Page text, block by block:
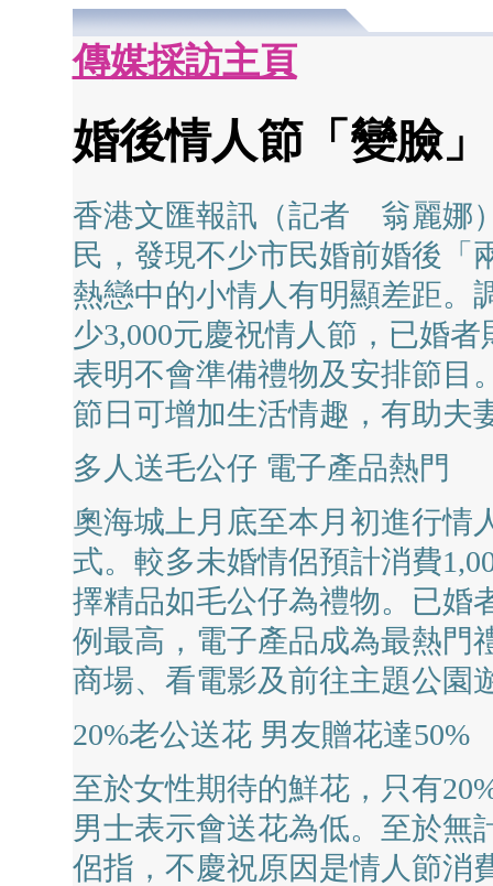
傳媒採訪主頁
婚後情人節「變臉
香港文匯報訊（記者 翁麗娜
民，發現不少市民婚前婚後「
熱戀中的小情人有明顯差距。
少3,000元慶祝情人節，已婚
表明不會準備禮物及安排節目
節日可增加生活情趣，有助夫
多人送毛公仔 電子產品熱門
奧海城上月底至本月初進行情
式。較多未婚情侶預計消費
擇精品如毛公仔為禮物。已婚
例最高，電子產品成為最熱門
商場、看電影及前往主題公園
20%老公送花 男友贈花達50%
至於女性期待的鮮花，只有
男士表示會送花為低。至於無
侶指，不慶祝原因是情人節消